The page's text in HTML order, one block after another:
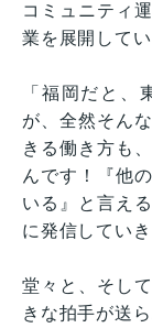
コミュニティ
業を展開してい
「福岡だと、
が、全然そん
きる働き方も
んです！『他
いる』と言え
に発信してい
堂々と、そし
きな拍手が送ら